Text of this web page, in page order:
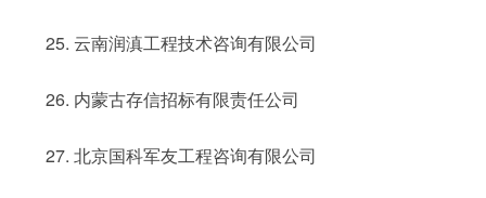
25. 云南润滇工程技术咨询有限公司
26. 内蒙古存信招标有限责任公司
27. 北京国科军友工程咨询有限公司